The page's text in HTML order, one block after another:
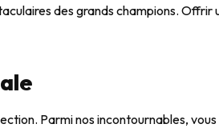
des grands champions.
Parmi nos incontournables,